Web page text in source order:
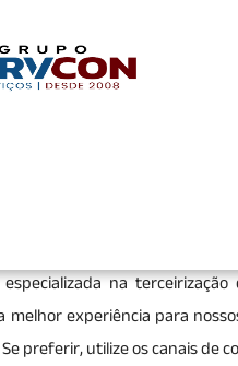
Bondanca
e total segurança,
na
melhor experiência para
preferir, utilize os canais de